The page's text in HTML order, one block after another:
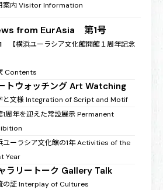
案内Visitor Information
from EurAsia 第1号
【横浜ユーラシア文化館開館１周年記念
Contents
トウォッチング Art Watching
と文様 Integration of Script and Motif
1周年を迎えた常設展示Permanent
ユーラシア文化館の1年Activities of the
Year
ラリートーク Gallery Talk
の証Interplay of Cultures